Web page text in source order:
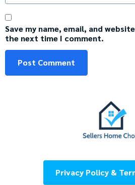
Save my name, email, and
the next time I comment.
Privacy Policy &